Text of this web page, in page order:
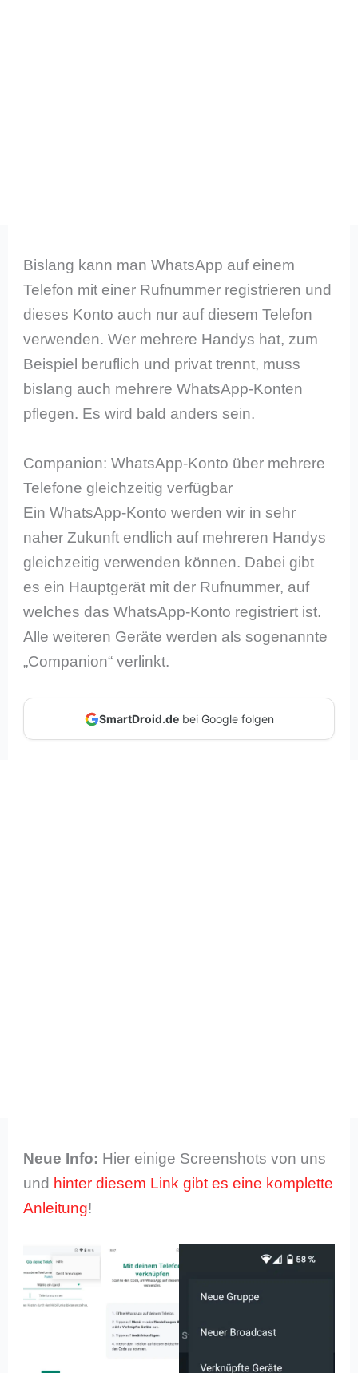
Bislang kann man WhatsApp auf einem
Telefon mit einer Rufnummer registrieren und
dieses Konto auch nur auf diesem Telefon
verwenden. Wer mehrere Handys hat, zum
Beispiel beruflich und privat trennt, muss
bislang auch mehrere WhatsApp-Konten
pflegen. Es wird bald anders sein.
Companion: WhatsApp-Konto über mehrere
Telefone gleichzeitig verfügbar
Ein WhatsApp-Konto werden wir in sehr
naher Zukunft endlich auf mehreren Handys
gleichzeitig verwenden können. Dabei gibt
es ein Hauptgerät mit der Rufnummer, auf
welches das WhatsApp-Konto registriert ist.
Alle weiteren Geräte werden als sogenannte
„Companion“ verlinkt.
SmartDroid.debei Google folgen
Neue Info: Hier einige Screenshots von uns
und hinter diesem Link gibt es eine komplette
Anleitung!